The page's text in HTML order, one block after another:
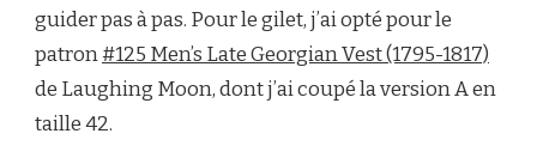
guider pas à pas. Pour le gilet, j’ai opté pour le
patron#125 Men’s Late Georgian Vest (1795-1817)
de Laughing Moon, dont j’ai coupé la version A en
taille 42.